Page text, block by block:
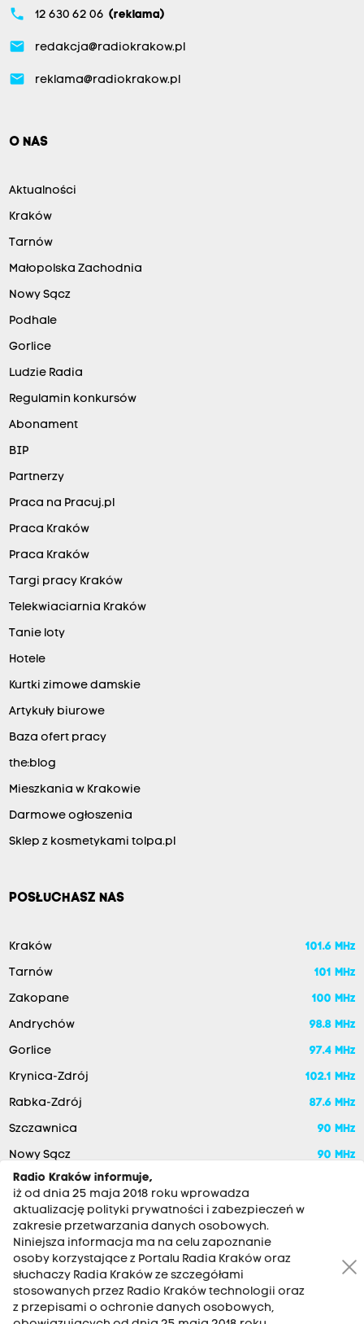
phone 12 630 62 06 (reklama)
email redakcja@radiokrakow.pl
email reklama@radiokrakow.pl
O NAS
Aktualności
Kraków
Tarnów
Małopolska Zachodnia
Nowy Sącz
Podhale
Gorlice
Ludzie Radia
Regulamin konkursów
Abonament
BIP
Partnerzy
Praca na Pracuj.pl
Praca Kraków
Praca Kraków
Targi pracy Kraków
Telekwiaciarnia Kraków
Tanie loty
Hotele
Kurtki zimowe damskie
Artykuły biurowe
Baza ofert pracy
the:blog
Mieszkania w Krakowie
Darmowe ogłoszenia
Sklep z kosmetykami tolpa.pl
POSŁUCHASZ NAS
Kraków 101.6 MHz
Tarnów 101 MHz
Zakopane 100 MHz
Andrychów 98.8 MHz
Gorlice 97.4 MHz
Krynica-Zdrój 102.1 MHz
Rabka-Zdrój 87.6 MHz
Szczawnica 90 MHz
Nowy Sącz 90 MHz
RADIO KRAKÓW SA. Aleja Juliusza Słowackiego 22, 30-007
Radio Kraków informuje,
iż od dnia 25 maja 2018 roku wprowadza
aktualizację polityki prywatności i zabezpieczeń w
zakresie przetwarzania danych osobowych.
Niniejsza informacja ma na celu zapoznanie
osoby korzystające z Portalu Radia Kraków oraz
słuchaczy Radia Kraków ze szczegółami
stosowanych przez Radio Kraków technologii oraz
z przepisami o ochronie danych osobowych,